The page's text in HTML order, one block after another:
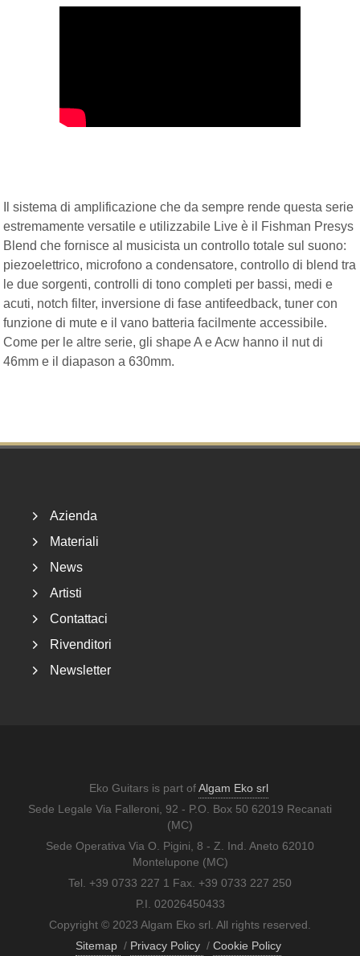
Il sistema di amplificazione che da sempre rende questa serie
estremamente versatile e utilizzabile Live è il Fishman Presys
Blend che fornisce al musicista un controllo totale sul suono:
piezoelettrico, microfono a condensatore, controllo di blend tra
le due sorgenti, controlli di tono completi per bassi, medi e
acuti, notch filter, inversione di fase antifeedback, tuner con
funzione di mute e il vano batteria facilmente accessibile.
Come per le altre serie, gli shape A e Acw hanno il nut di
46mm e il diapason a 630mm.
Azienda
Materiali
News
Artisti
Contattaci
Rivenditori
Newsletter
Eko Guitars is part ofAlgam Eko srl
Sede Legale Via Falleroni, 92 - P.O. Box 50 62019 Recanati
(MC)
Sede Operativa Via O. Pigini, 8 - Z. Ind. Aneto 62010
Montelupone (MC)
Tel. +39 0733 227 1 Fax. +39 0733 227 250
P.I. 02026450433
Copyright © 2023 Algam Eko srl. All rights reserved.
Sitemap / Privacy Policy / Cookie Policy